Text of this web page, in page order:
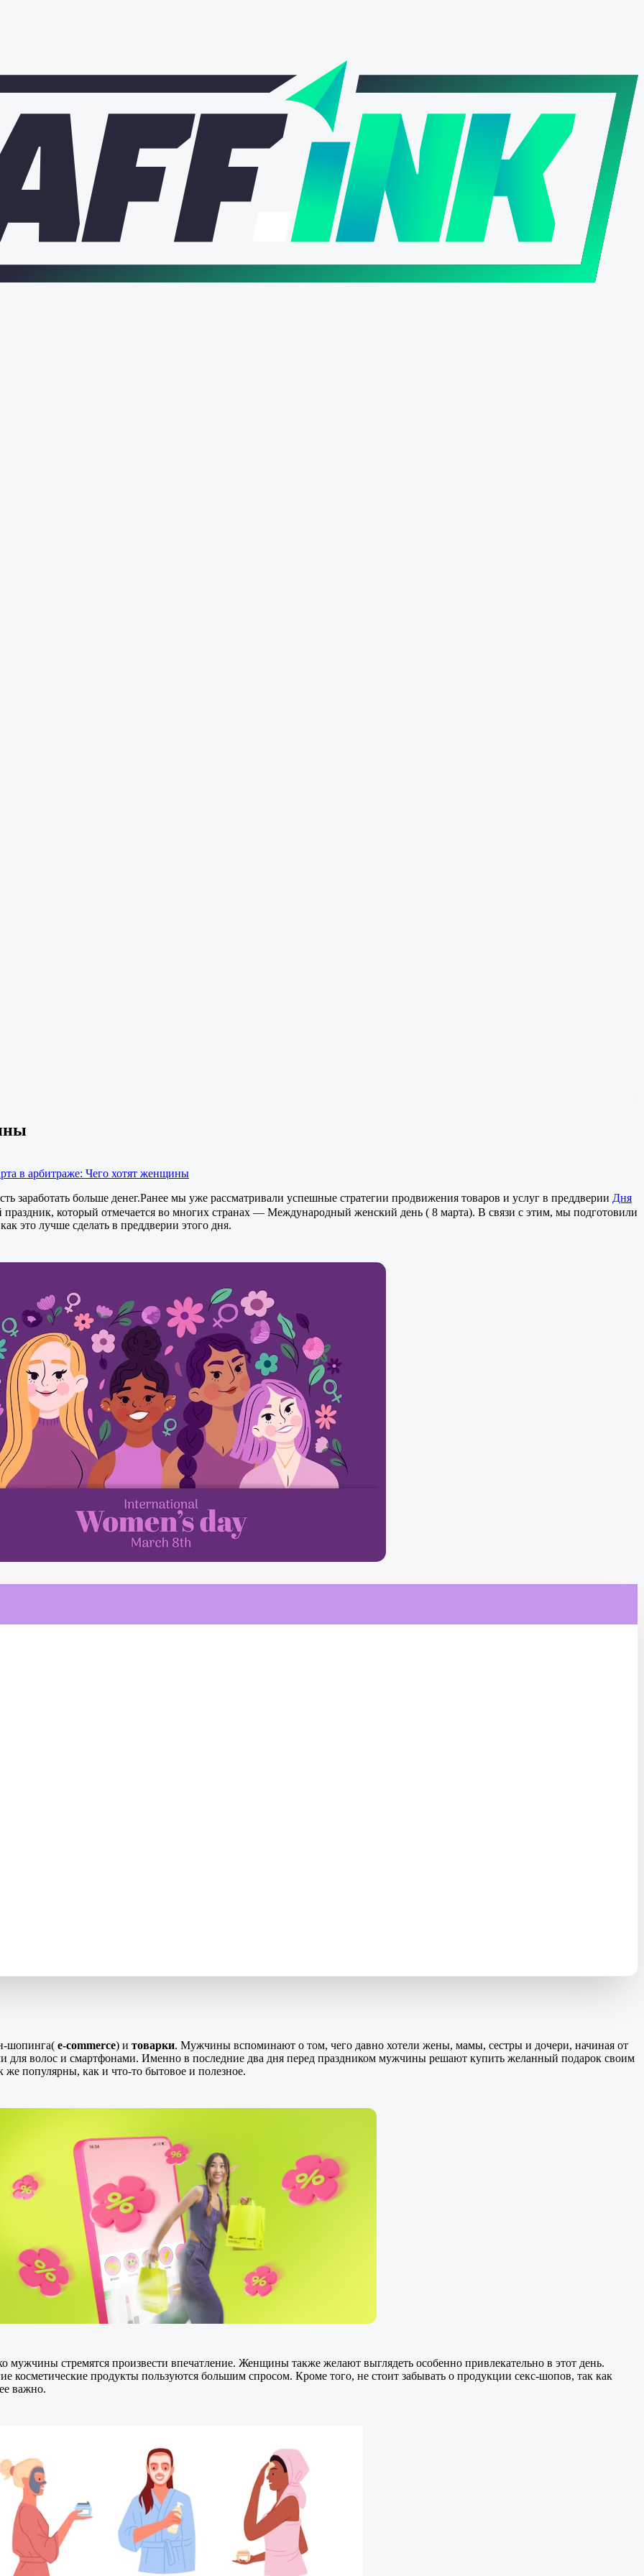
в арбитраже: Чего хотят женщины
заработать больше денег.Ранее мы уже рассматривали успешные стратегии продвижения товаров и услуг в преддверии Дня
который отмечается во многих странах — Международный женский день ( 8 марта). В связи с этим, мы подготовили
это лучше сделать в преддверии этого дня.
шопинга( e-commerce) и товарки. Мужчины вспоминают о том, чего давно хотели жены, мамы, сестры и дочери, начиная от
для волос и смартфонами. Именно в последние два дня перед праздником мужчины решают купить желанный подарок своим
популярны, как и что-то бытовое и полезное.
мужчины стремятся произвести впечатление. Женщины также желают выглядеть особенно привлекательно в этот день.
косметические продукты пользуются большим спросом. Кроме того, не стоит забывать о продукции секс-шопов, так как
важно.